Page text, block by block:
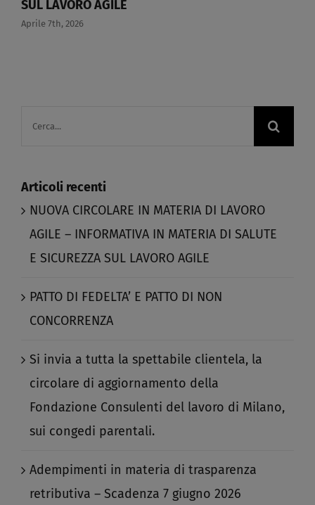
SUL LAVORO AGILE​
Aprile 7th, 2026
Articoli recenti
NUOVA CIRCOLARE IN MATERIA DI LAVORO
AGILE – INFORMATIVA IN MATERIA DI SALUTE
E SICUREZZA SUL LAVORO AGILE​
PATTO DI FEDELTA’ E PATTO DI NON
CONCORRENZA​
Si invia a tutta la spettabile clientela, la
circolare di aggiornamento della
Fondazione Consulenti del lavoro di Milano,
sui congedi parentali.​
Adempimenti in materia di trasparenza
retributiva – Scadenza 7 giugno 2026​